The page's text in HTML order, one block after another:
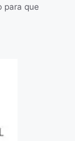
para que